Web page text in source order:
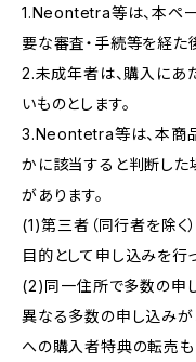
1.Neontetra等は、本ペ
要な審査・手続等を経た
2.未成年者は、購入にあ
いものとします。
3.Neontetra等は、本商
かに該当すると判断し
があります。
(1)第三者（同行者を除
目的として申し込みを行
(2)同一住所で多数の申
異なる多数の申し込みが
への購入者特典の転売